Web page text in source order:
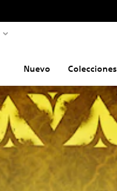
Nuevo Colecciones